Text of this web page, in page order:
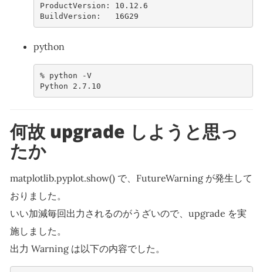
ProductVersion: 10.12.6
BuildVersion:   16G29
python
% python
-V
Python 2.7.10
何故 upgrade しようと思っ
たか
matplotlib.pyplot.show() で、FutureWarning が発生して
おりました。
いい加減毎回出力されるのがうざいので、upgrade を実
施しました。
出力 Warning は以下の内容でした。